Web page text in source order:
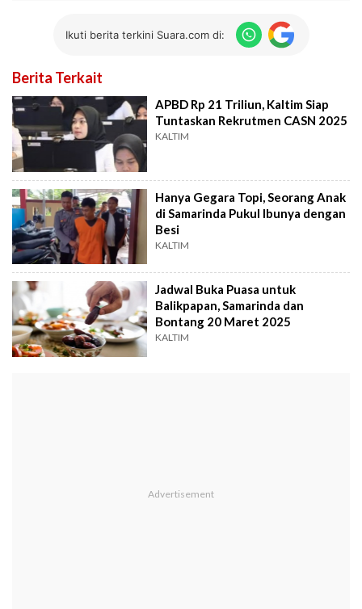
Ikuti berita terkini Suara.com di:
Berita Terkait
APBD Rp 21 Triliun, Kaltim Siap
Tuntaskan Rekrutmen CASN 2025
KALTIM
Hanya Gegara Topi, Seorang Anak
di Samarinda Pukul Ibunya dengan
Besi
KALTIM
Jadwal Buka Puasa untuk
Balikpapan, Samarinda dan
Bontang 20 Maret 2025
KALTIM